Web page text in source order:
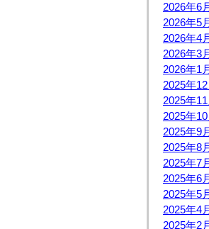
2026年6月
2026年5月
2026年4月
2026年3月
2026年1月
2025年12
2025年11
2025年10
2025年9月
2025年8月
2025年7月
2025年6月
2025年5月
2025年4月
2025年2月